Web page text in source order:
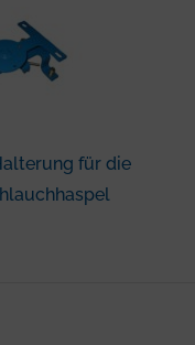
für die